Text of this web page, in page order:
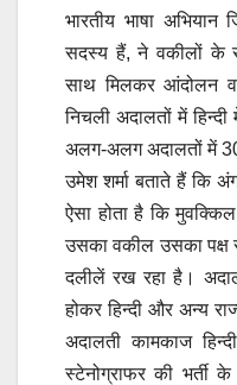
भारतीय भाषा
सदस्य हैं, ने वकीलों के
साथ मिलकर आंदोलन व
निचली अदालतों में
अलग-अलग अदालतों में
उमेश शर्मा बताते हैं कि
ऐसा होता है कि
उसका वकील उसका
दलीलें रख रहा है।
होकर हिन्दी और अन्य
अदालती कामकाज
स्टेनोग्राफर की भर्ती